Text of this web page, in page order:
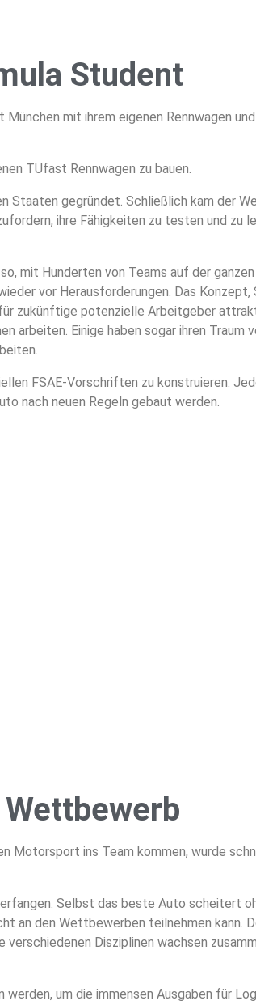
Student
mit ihrem eigenen Rennwagen
TUfast Rennwagen zu bauen.
Staaten gegründet. Schließlich kam der
ihre Fähigkeiten zu testen und zu
mit Hunderten von Teams auf der
vor Herausforderungen. Das Konzept,
zukünftige potenzielle Arbeitgeber
arbeiten. Einige haben sogar ihren Traum
FSAE-Vorschriften zu konstruieren.
nach neuen Regeln gebaut werden.
Motorsport ins Team kommen, wurde
Selbst das beste Auto scheitert
an den Wettbewerben teilnehmen kann.
Disziplinen wachsen
um die immensen Ausgaben für